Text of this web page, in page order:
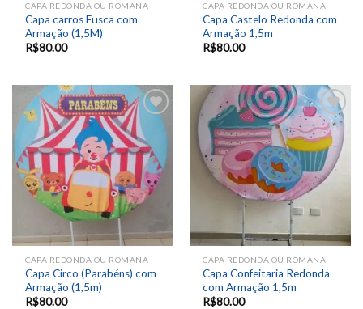
CAPA REDONDA OU ROMANA
Capa carros Fusca com
Armação (1,5M)
R$80.00
CAPA REDONDA OU ROMANA
Capa Castelo Redonda com
Armação 1,5m
R$80.00
Add to
wishlist
CAPA REDONDA OU ROMANA
Capa Circo (Parabéns) com
Armação (1,5m)
R$80.00
Add to
wishlist
CAPA REDONDA OU ROMANA
Capa Confeitaria Redonda
com Armação 1,5m
R$80.00